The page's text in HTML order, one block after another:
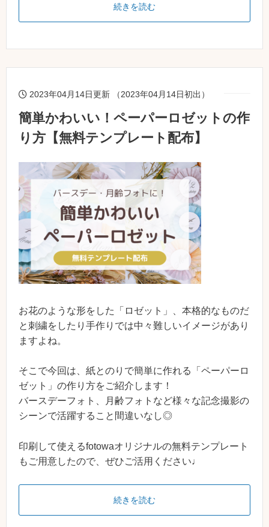
続きを読む
2023年04月14日更新 （2023年04月14日初出）
簡単かわいい！ペーパーロゼットの作
り方【無料テンプレート配布】
お花のような形をした「ロゼット」、本格的なものだ
と刺繍をしたり手作りでは中々難しいイメージがあり
ますよね。
そこで今回は、紙とのりで簡単に作れる「ペーパーロ
ゼット」の作り方をご紹介します！
バースデーフォト、月齢フォトなど様々な記念撮影の
シーンで活躍すること間違いなし◎
印刷して使えるfotowaオリジナルの無料テンプレート
もご用意したので、ぜひご活用ください♩
続きを読む